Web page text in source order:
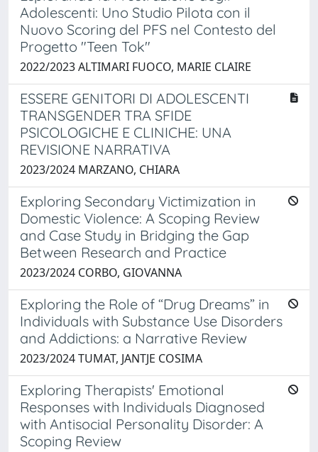
Adolescenti: Uno Studio Pilota con il
Nuovo Scoring del PFS nel Contesto del
Progetto "Teen Tok"
2022/2023 ALTIMARI FUOCO, MARIE CLAIRE
ESSERE GENITORI DI ADOLESCENTI
TRANSGENDER TRA SFIDE
PSICOLOGICHE E CLINICHE: UNA
REVISIONE NARRATIVA
2023/2024 MARZANO, CHIARA
Exploring Secondary Victimization in
Domestic Violence: A Scoping Review
and Case Study in Bridging the Gap
Between Research and Practice
2023/2024 CORBO, GIOVANNA
Exploring the Role of “Drug Dreams” in
Individuals with Substance Use Disorders
and Addictions: a Narrative Review
2023/2024 TUMAT, JANTJE COSIMA
Exploring Therapists' Emotional
Responses with Individuals Diagnosed
with Antisocial Personality Disorder: A
Scoping Review